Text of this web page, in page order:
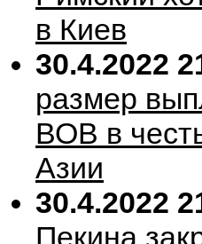
в Киев
30.4.2022
размер
ВОВ в
Азии
30.4.2022
Пекина